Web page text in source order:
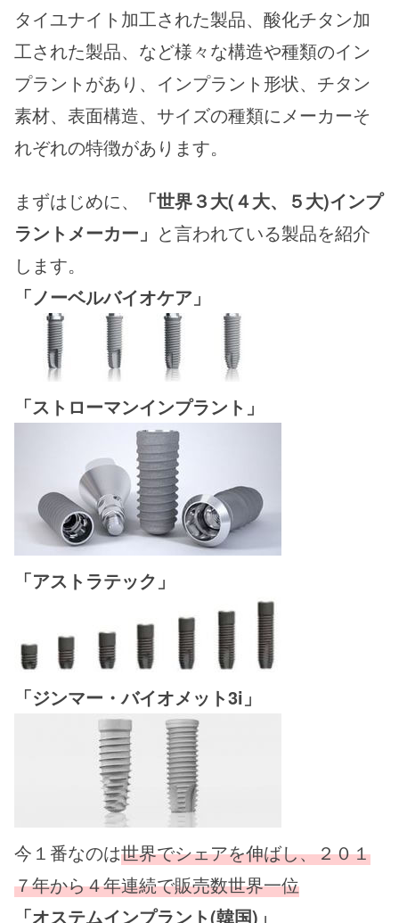
タイユナイト加工された製品、酸化チタン加
工された製品、など様々な構造や種類のイン
プラントがあり、インプラント形状、チタン
素材、表面構造、サイズの種類にメーカーそ
れぞれの特徴があります。
まずはじめに、
「世界３大(４大、５大)インプ
ラントメーカー」 と言われている製品を紹介
します。
「ノーベルバイオケア」
「ストローマンインプラント」
「アストラテック」
「ジンマー・バイオメット3i」
今１番なのは世界でシェアを伸ばし、２０１
７年から４年連続で販売数世界一位
「オステムインプラント(韓国)」